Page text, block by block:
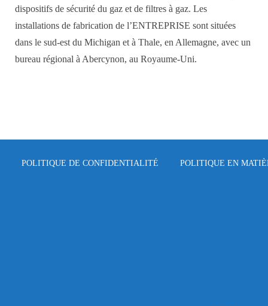
dispositifs de sécurité du gaz et de filtres à gaz. Les
installations de fabrication de l’ENTREPRISE sont situées
dans le sud-est du Michigan et à Thale, en Allemagne, avec un
bureau régional à Abercynon, au Royaume-Uni.
POLITIQUE DE CONFIDENTIALITÉ POLITIQUE EN